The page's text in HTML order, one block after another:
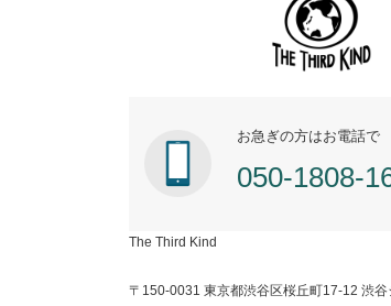
お急ぎの方はお電話で
050-1808-
The Third Kind
〒150-0031 東京都渋谷区桜丘町17-12 渋